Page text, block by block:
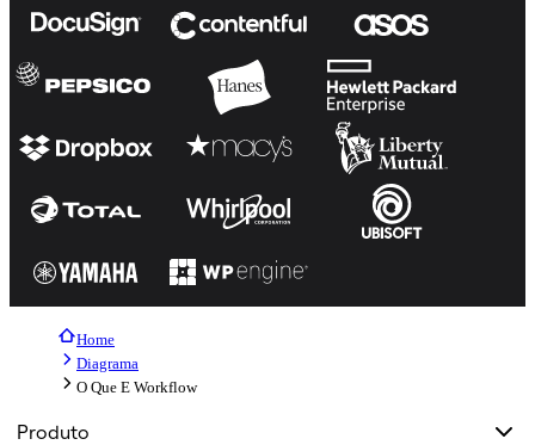
Home
Diagrama
O Que E Workflow
Produto